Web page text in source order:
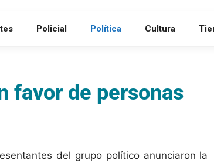
Policial Política Cultura
favor de personas
del grupo político anunciaron la